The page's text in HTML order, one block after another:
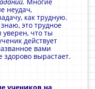
неудач,
как трудную.
это трудное
уверен, что ты
действует
вами
здорово вырастает.